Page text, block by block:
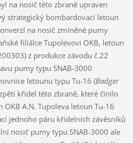
na nosič této zbraně upraven
strategický bombardovací letoun
na nosič zmíněné pumy
filiálce Tupolevovi OKB, letoun
z produkce závodu č.22
pumy typu SNAB-3000
letounu typu Tu-16 (Badger
křídel této zbraně, které činilo
A.N. Tupoleva letoun Tu-16
jednoho páru křídelních závěsníků
nosič pumy typu SNAB-3000 ale